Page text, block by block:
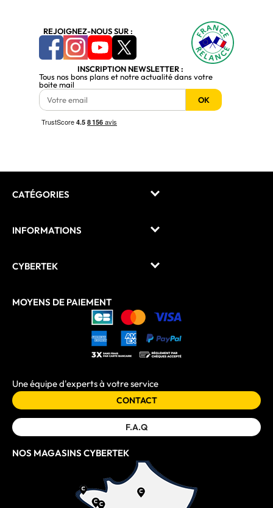
REJOIGNEZ-NOUS SUR :
INSCRIPTION NEWSLETTER :
Tous nos bons plans et notre actualité dans votre
boite mail
OK
CATÉGORIES
INFORMATIONS
CYBERTEK
MOYENS DE PAIEMENT
Une équipe d'experts à votre service
CONTACT
F.A.Q
NOS MAGASINS CYBERTEK